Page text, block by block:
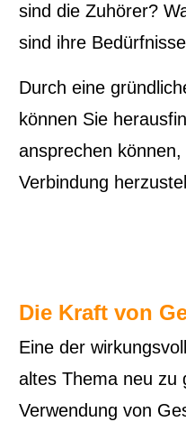
sind die Zuhörer?
sind ihre
Durch eine
können Sie
ansprechen
Verbindung
Die Kraft von
Eine der
altes Thema neu zu
Verwendung von